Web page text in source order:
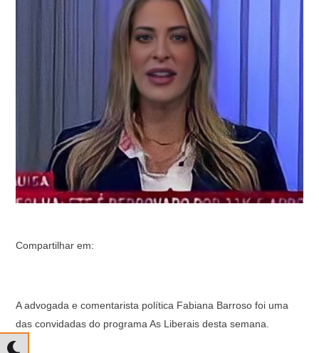
um dos candidatos, Fabiana afirma que o debate
eleitoral foi tutelado pelo Judiciário. “Tivemos uma
Compartilhar em:
A advogada e comentarista política Fabiana Barroso foi uma
das convidadas do programa As Liberais desta semana.